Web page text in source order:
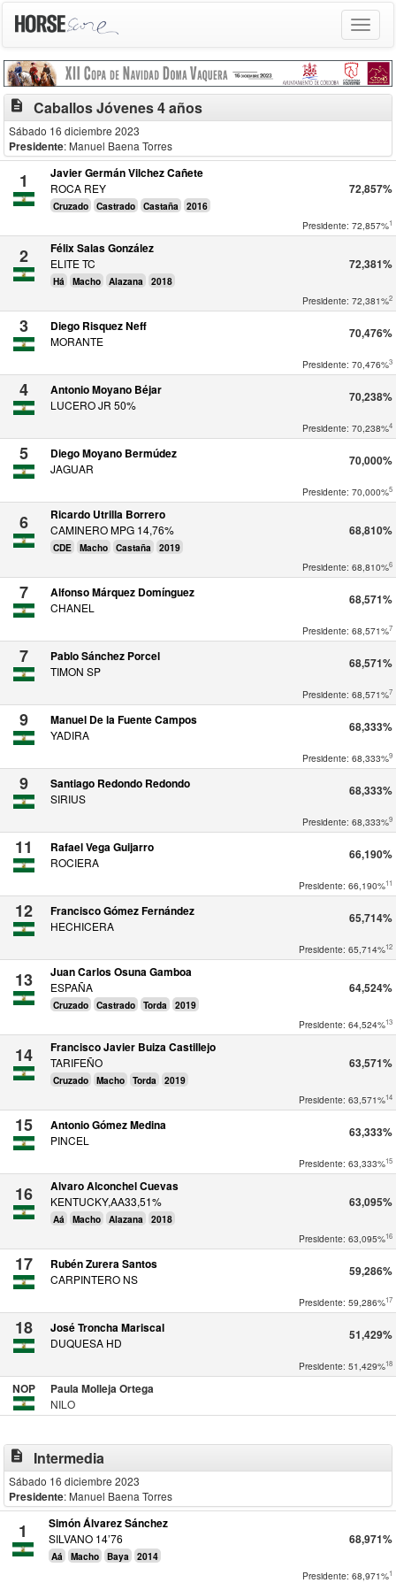
Toggle
description Caballos Jóvenes 4 años
Sábado 16 diciembre 2023
Presidente: Manuel Baena Torres
1 Javier Germán Vilchez Cañete
ROCA REY
Cruzado Castrado Castaña 2016
72,857%
Presidente: 72,857%1
2 Félix Salas González
ELITE TC
Há Macho Alazana 2018
72,381%
Presidente: 72,381%2
3 Diego Risquez Neff
MORANTE
70,476%
Presidente: 70,476%3
4 Antonio Moyano Béjar
LUCERO JR 50%
70,238%
Presidente: 70,238%4
5 Diego Moyano Bermúdez
JAGUAR
70,000%
Presidente: 70,000%5
6 Ricardo Utrilla Borrero
CAMINERO MPG 14,76%
CDE Macho Castaña 2019
68,810%
Presidente: 68,810%6
7 Alfonso Márquez Domínguez
CHANEL
68,571%
Presidente: 68,571%7
7 Pablo Sánchez Porcel
TIMON SP
68,571%
Presidente: 68,571%7
9 Manuel De la Fuente Campos
YADIRA
68,333%
Presidente: 68,333%9
9 Santiago Redondo Redondo
SIRIUS
68,333%
Presidente: 68,333%9
11 Rafael Vega Guijarro
ROCIERA
66,190%
Presidente: 66,190%11
12 Francisco Gómez Fernández
HECHICERA
65,714%
Presidente: 65,714%12
13 Juan Carlos Osuna Gamboa
ESPAÑA
Cruzado Castrado Torda 2019
64,524%
Presidente: 64,524%13
14 Francisco Javier Buiza Castillejo
TARIFEÑO
Cruzado Macho Torda 2019
63,571%
Presidente: 63,571%14
15 Antonio Gómez Medina
PINCEL
63,333%
Presidente: 63,333%15
16 Alvaro Alconchel Cuevas
KENTUCKY,AA33,51%
Aá Macho Alazana 2018
63,095%
Presidente: 63,095%16
17 Rubén Zurera Santos
CARPINTERO NS
59,286%
Presidente: 59,286%17
18 José Troncha Mariscal
DUQUESA HD
51,429%
Presidente: 51,429%18
NOP Paula Molleja Ortega
NILO
description Intermedia
Sábado 16 diciembre 2023
Presidente: Manuel Baena Torres
1 Simón Álvarez Sánchez
SILVANO 14’76
Aá Macho Baya 2014
68,971%
Presidente: 68,971%1